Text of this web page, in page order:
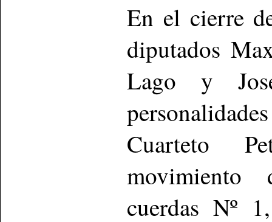
En el cierre
diputados
Lago y
Cuarteto
movimiento
cuerdas Nº